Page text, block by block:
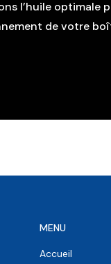
l’huile optimale
de votre
MENU
Accueil